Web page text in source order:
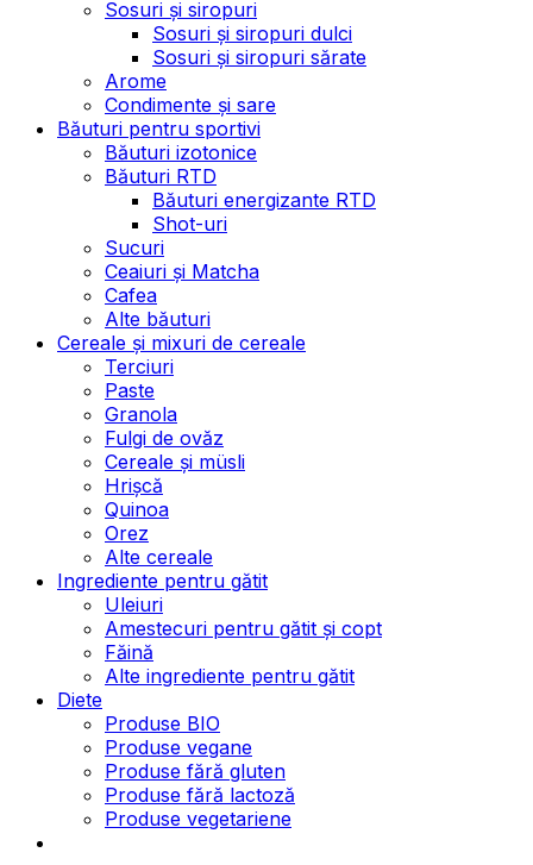
Sosuri și siropuri
Sosuri și siropuri dulci
Sosuri și siropuri sărate
Arome
Condimente și sare
Băuturi pentru sportivi
Băuturi izotonice
Băuturi RTD
Băuturi energizante RTD
Shot-uri
Sucuri
Ceaiuri și Matcha
Cafea
Alte băuturi
Cereale și mixuri de cereale
Terciuri
Paste
Granola
Fulgi de ovăz
Cereale și müsli
Hrișcă
Quinoa
Orez
Alte cereale
Ingrediente pentru gătit
Uleiuri
Amestecuri pentru gătit și copt
Făină
Alte ingrediente pentru gătit
Diete
Produse BIO
Produse vegane
Produse fără gluten
Produse fără lactoză
Produse vegetariene